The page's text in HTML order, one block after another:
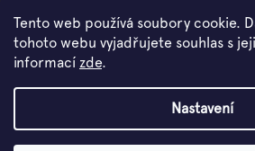
Tento web používá soubory cookie.
tohoto webu vyjadřujete souhlas s
informací zde.
Nastavení
facebook instagram